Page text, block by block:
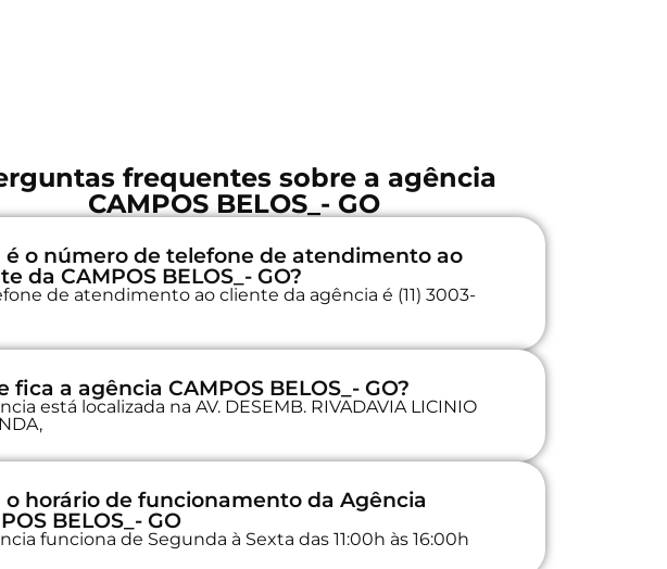
frequentes sobre a agência
CAMPOS BELOS_- GO
é o número de telefone de atendimento ao
da CAMPOS BELOS_- GO?
de atendimento ao cliente da agência é (11) 3003-
fica a agência CAMPOS BELOS_- GO?
está localizada na AV. DESEMB. RIVADAVIA LICINIO
o horário de funcionamento da Agência
BELOS_- GO
funciona de Segunda à Sexta das 11:00h às 16:00h